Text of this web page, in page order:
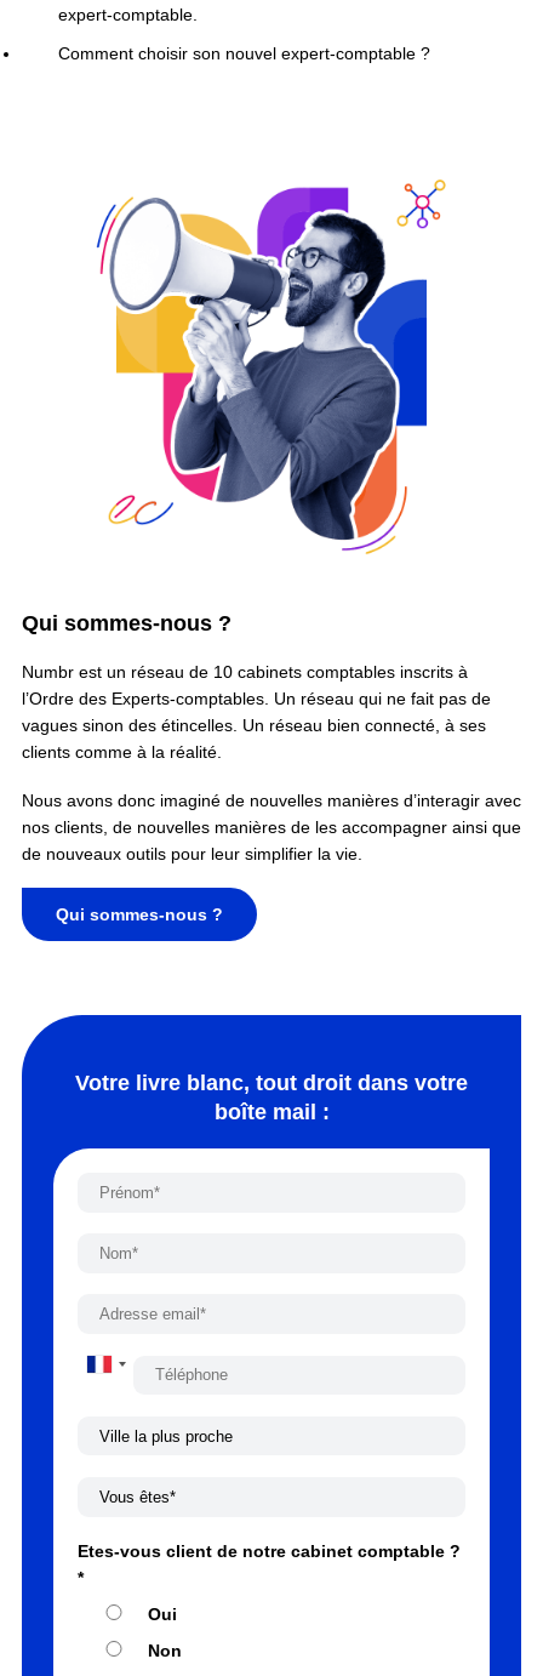
expert-comptable.
Comment choisir son nouvel expert-comptable ?
Qui sommes-nous ?
Numbr est un réseau de 10 cabinets comptables inscrits à
l’Ordre des Experts-comptables. Un réseau qui ne fait pas de
vagues sinon des étincelles. Un réseau bien connecté, à ses
clients comme à la réalité.
Nous avons donc imaginé de nouvelles manières d’interagir avec
nos clients, de nouvelles manières de les accompagner ainsi que
de nouveaux outils pour leur simplifier la vie.
Qui sommes-nous ?
Votre livre blanc, tout droit dans votre
boîte mail :
France
Etes-vous client de notre cabinet comptable ?
*
Oui
Non